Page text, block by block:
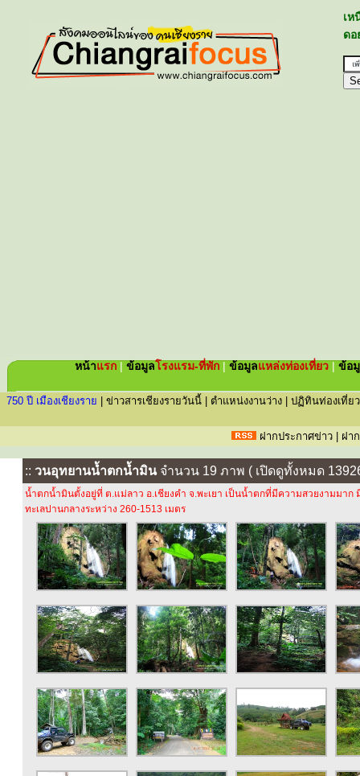
เ
ดอ
หน้าแรก | ข้อมูลโรงแรม-ที่พัก | ข้อมูลแหล่งท่องเที่ยว | ข้อ
750 ปี เมืองเชียงราย ข่าวสารเชียงรายวันนี้ ตำแหน่งงานว่าง ปฏิทินท่องเที่ยว
ฝากประกาศข่าว| ฝา
:: วนอุทยานน้ำตกน้ำมิน จำนวน 19 ภาพ ( เปิดดูทั้งหมด
น้ำตกน้ำมินตั้งอยู่ที่ ต.แม่ลาว อ.เชียงคำ จ.พะเยา เป็นน้ำตกที่มีความสวยงามมาก
ทะเลปานกลางระหว่าง 260-1513 เมตร